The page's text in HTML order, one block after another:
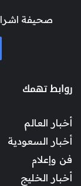
صحيفة اشراق العالم 24
روابط تهمك
أخبار العالم
أخبار السعودية
فن وإعلام
أخبار الخليج